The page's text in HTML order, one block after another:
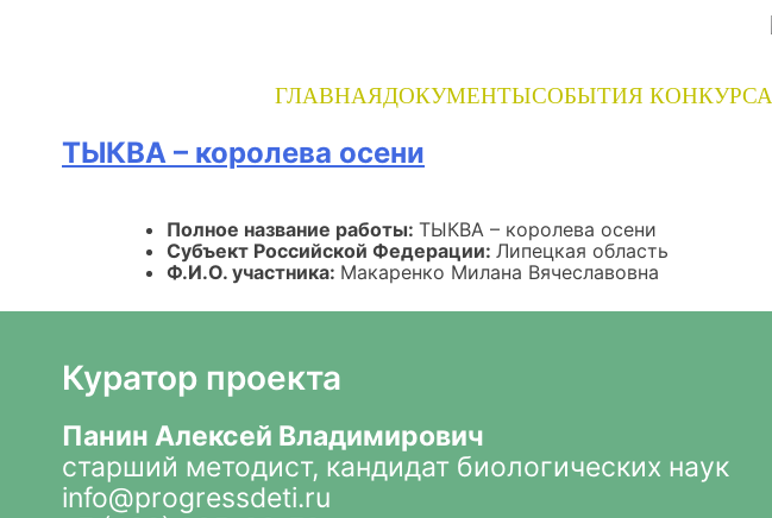
ГЛАВНАЯДОКУМЕНТЫСОБЫТИЯ КОНКУРСА
ТЫКВА – королева осени
Полное название работы: ТЫКВА – королева осени
Субъект Российской Федерации: Липецкая область
Ф.И.О. участника: Макаренко Милана Вячеславовна
Куратор проекта
Панин Алексей Владимирович
старший методист, кандидат биологических наук
info@progressdeti.ru